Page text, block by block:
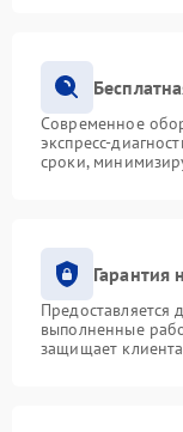
Современное
экспресс-
сроки,
Гарантия
Предоставляется
выполненные
защищает